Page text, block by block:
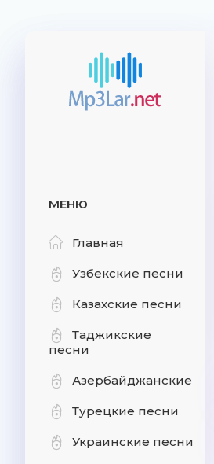
МЕНЮ
Главная
Узбекские песни
Казахские песни
Таджикские
песни
Азербайджанские
Турецкие песни
Украинские песни